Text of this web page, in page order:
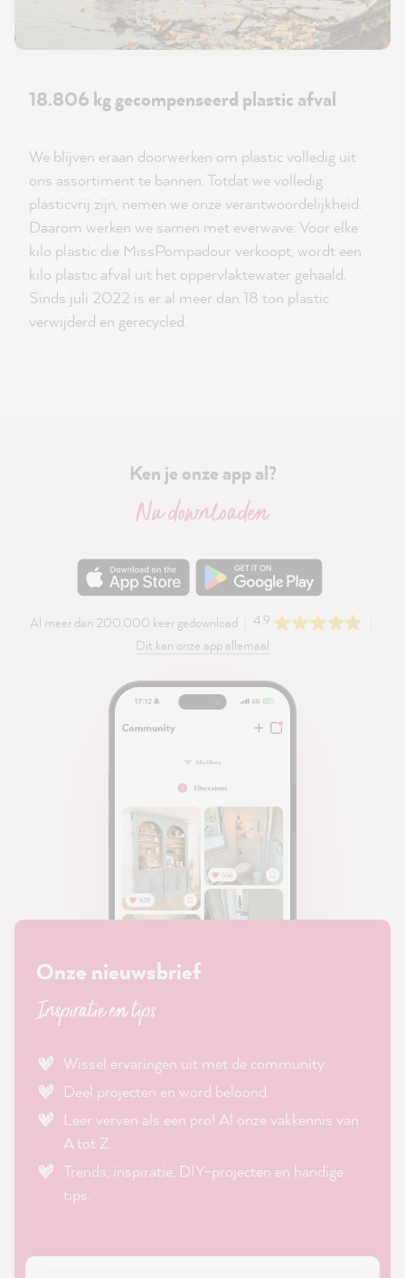
18.806 kg gecompenseerd plastic afval
We blijven eraan doorwerken om plastic volledig uit
ons assortiment te bannen. Totdat we volledig
plasticvrij zijn, nemen we onze verantwoordelijkheid.
Daarom werken we samen met everwave: Voor elke
kilo plastic die MissPompadour verkoopt, wordt een
kilo plastic afval uit het oppervlaktewater gehaald.
Sinds juli 2022 is er al meer dan 18 ton plastic
verwijderd en gerecycled.
Ken je onze app al?
Nu downloaden
Al meer dan 200.000 keer gedownload
4.9
Dit kan onze app allemaal
Onze nieuwsbrief
Inspiratie en tips
Wissel ervaringen uit met de community.
Deel projecten en word beloond.
Leer verven als een pro! Al onze vakkennis van
A tot Z.
Trends, inspiratie, DIY-projecten en handige
tips.